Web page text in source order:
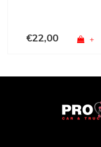
€22,00 +